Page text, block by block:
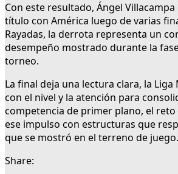
Con este resultado, Ángel
título con América luego de varias
Rayadas, la derrota representa un
desempeño mostrado durante la
torneo.
La final deja una lectura clara, la Liga
con el nivel y la atención para
competencia de primer plano, el
ese impulso con estructuras que
que se mostró en el terreno de juego.
Share: